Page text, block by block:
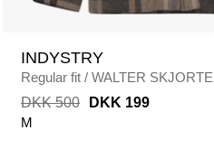
INDYSTRY
Regular fit / WALTER SKJORTE
DKK 500
DKK 199
M